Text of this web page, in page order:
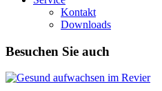
Kontakt
Downloads
Besuchen Sie auch